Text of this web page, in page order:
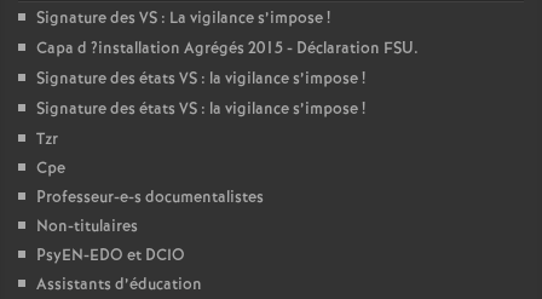
S
Signature des VS : La vigilance s’impose!
Capa d ?installation Agrégés 2015 - Déclaration FSU.
Signature des états VS : la vigilance s’impose!
Signature des états VS : la vigilance s’impose!
Tzr
Cpe
Professeur-e-s documentalistes
Non-titulaires
PsyEN-EDO et DCIO
Assistants d’éducation